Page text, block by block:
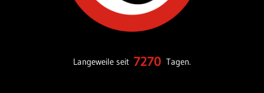
Langeweile seit 7270 Tagen.